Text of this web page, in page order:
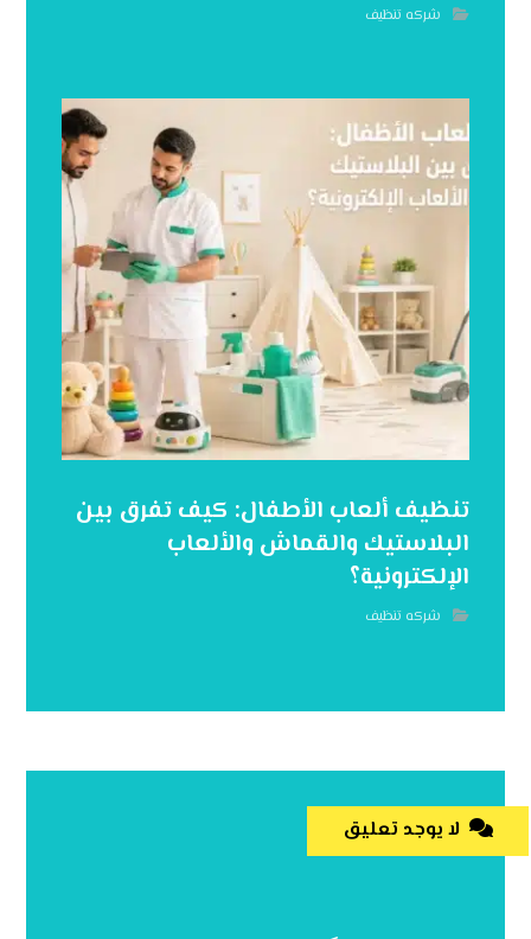
شركه تنظيف
تنظيف ألعاب الأطفال: كيف تفرق بين
البلاستيك والقماش والألعاب
الإلكترونية؟
شركه تنظيف
لا يوجد تعليق